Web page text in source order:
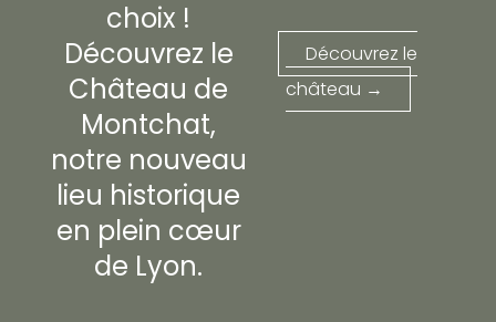
choix !
Découvrez le
Château de
Montchat,
notre nouveau
lieu historique
en plein cœur
de Lyon.
Découvrez le
château →